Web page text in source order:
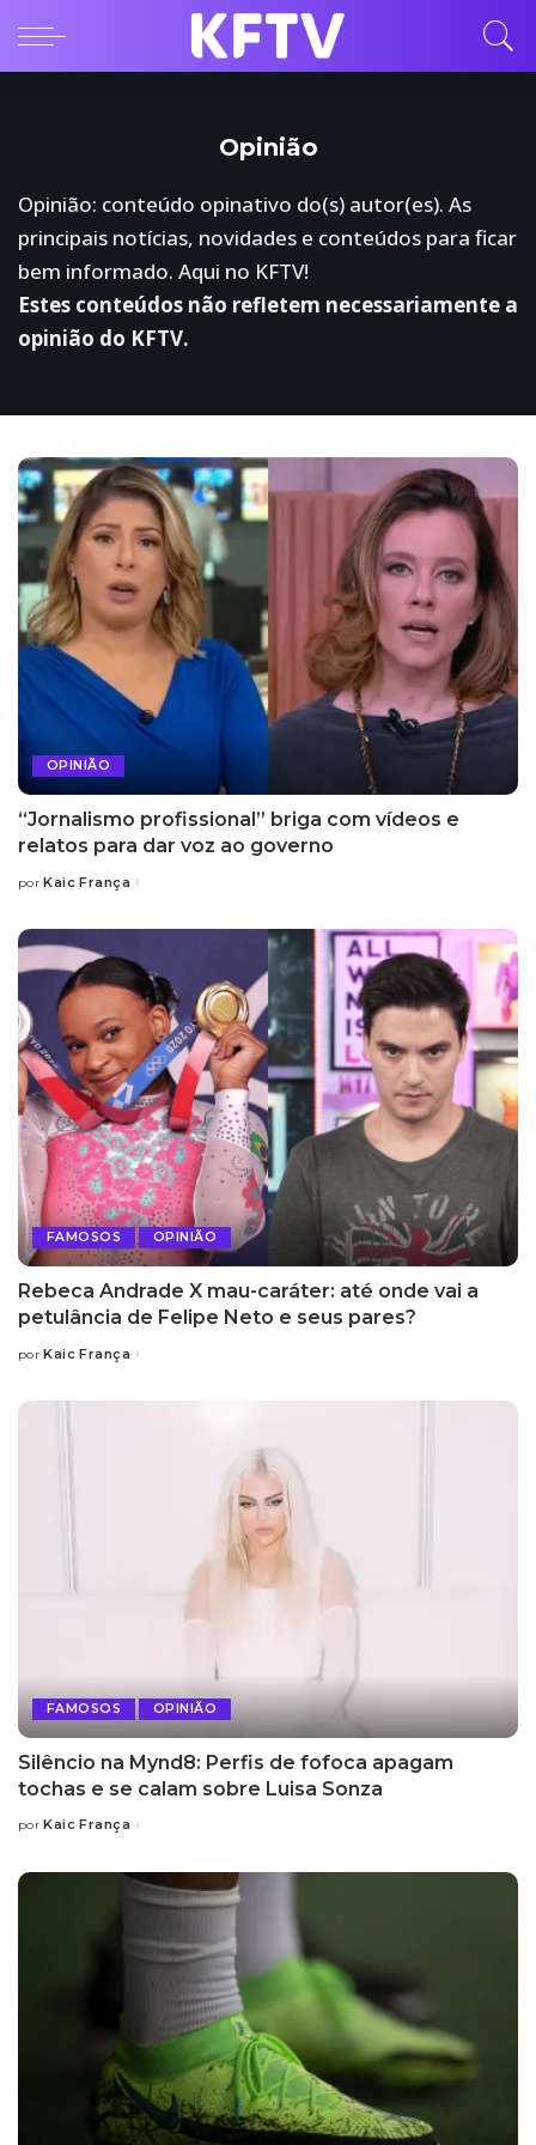
Opinião
Opinião: conteúdo opinativo do(s) autor(es). As
principais notícias, novidades e conteúdos para ficar
bem informado. Aqui no KFTV!
Estes conteúdos não refletem necessariamente a
opinião do KFTV.
OPINIÃO
“Jornalismo profissional” briga com vídeos e
relatos para dar voz ao governo
Posted
por Kaic França
FAMOSOS OPINIÃO
Rebeca Andrade X mau-caráter: até onde vai a
petulância de Felipe Neto e seus pares?
Posted
por Kaic França
FAMOSOS OPINIÃO
Silêncio na Mynd8: Perfis de fofoca apagam
tochas e se calam sobre Luisa Sonza
Posted
por Kaic França